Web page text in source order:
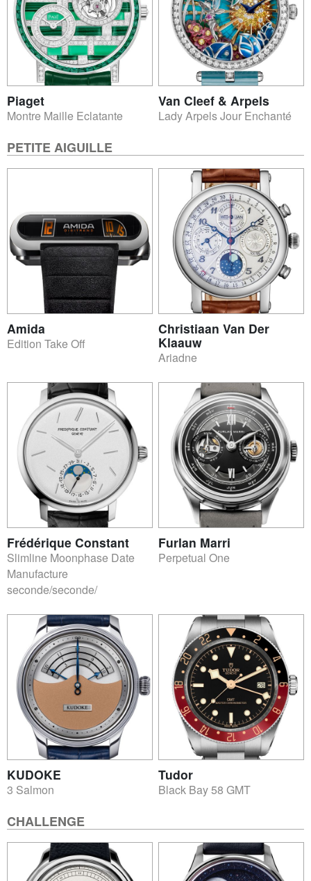
Piaget
Montre Maille Eclatante
Van Cleef & Arpels
Lady Arpels Jour Enchanté
PETITE AIGUILLE
Amida
Edition Take Off
Christiaan Van Der
Klaauw
Ariadne
Frédérique Constant
Slimline Moonphase Date
Manufacture
seconde/seconde/
Furlan Marri
Perpetual One
KUDOKE
3 Salmon
Tudor
Black Bay 58 GMT
CHALLENGE